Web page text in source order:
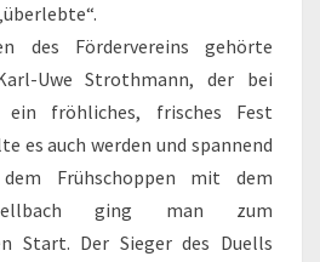
des Fördervereins gehörte
Uwe Strothmann, der bei
ein fröhliches, frisches Fest
es auch werden und spannend
Frühschoppen mit dem
ging man zum
Start. Der Sieger des Duells